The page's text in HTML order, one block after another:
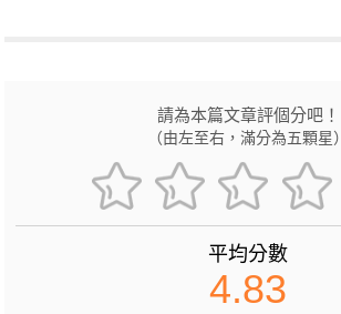
請為本篇文章評個分吧！
（由左至右，滿分為五顆星）
平均分數
4.83